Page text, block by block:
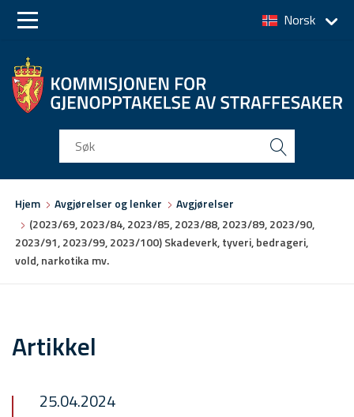
to
to
Norsk
her
Hjem Avgjørelser og lenker
Avgjørelser
(2023/69, 2023/84, 2023/85, 2023/88, 2023/89, 2023/90,
2023/91, 2023/99, 2023/100) Skadeverk, tyveri, bedrageri,
vold, narkotika mv.
Artikkel
25.04.2024